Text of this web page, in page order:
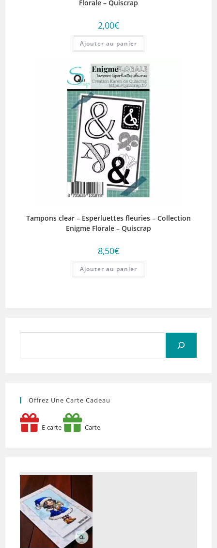
Florale – Quiscrap
2,00€
Ajouter au panier
Tampons clear – Esperluettes fleuries – Collection
Enigme Florale – Quiscrap
8,50€
Ajouter au panier
Offrez Une Carte Cadeau
E-carte Carte